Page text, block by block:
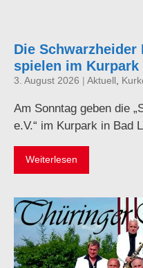
Die Schwarzheider
spielen im Kurpark
3. August 2026 Aktuell ,
Am Sonntag geben die
e.V.“ im Kurpark in Bad
Weiterlesen